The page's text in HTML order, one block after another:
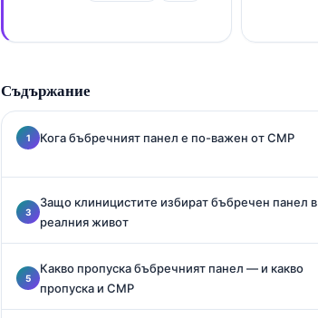
Съдържание
Кога бъбречният панел е по-важен от CMP
Защо клиницистите избират бъбречен панел в
реалния живот
Какво пропуска бъбречният панел — и какво
пропуска и CMP